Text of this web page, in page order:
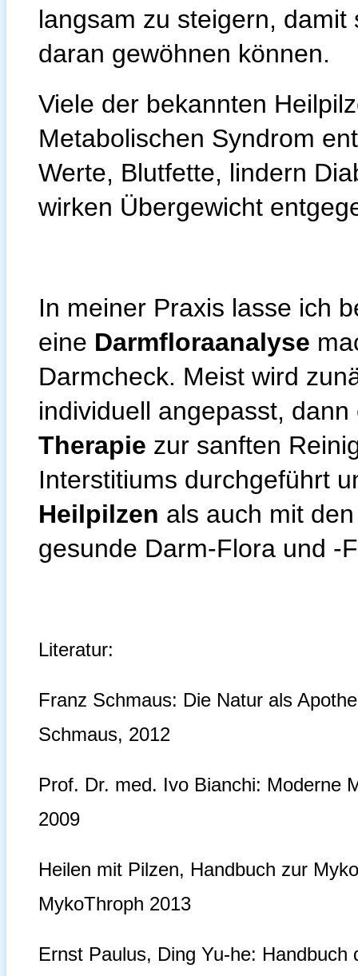
langsam zu steigern,
daran gewöhnen können.
Viele der bekannten
Metabolischen Syndrom
Werte, Blutfette, lindern
wirken Übergewicht
In meiner Praxis lasse ich
eine Darmfloraanalyse
Darmcheck. Meist wird
individuell angepasst,
Therapie zur sanften
Interstitiums durchgeführt
Heilpilzen als auch mit
gesunde Darm-Flora und -
Literatur:
Franz Schmaus: Die Natur als
Schmaus, 2012
Prof. Dr. med. Ivo Bianchi: Moderne
2009
Heilen mit Pilzen, Handbuch zur
MykoThroph 2013
Ernst Paulus, Ding Yu-he: